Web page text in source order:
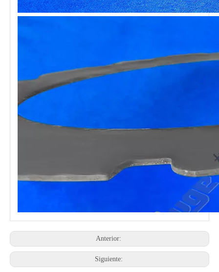
Anterior:
Siguiente: